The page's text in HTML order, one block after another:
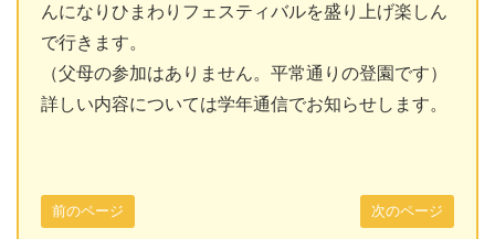
んになりひまわりフェスティバルを盛り上げ楽しん
で行きます。
（父母の参加はありません。平常通りの登園です）
詳しい内容については学年通信でお知らせします。
前のページ 次のページ